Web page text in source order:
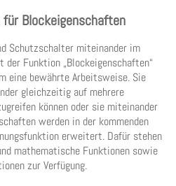
Blockeigenschaften
Schutzschalter miteinander im
der Funktion „Blockeigenschaften“
eine bewährte Arbeitsweise. Sie
gleichzeitig auf mehrere
können oder sie miteinander
werden in der kommenden
erweitert. Dafür stehen
mathematische Funktionen sowie
zur Verfügung.